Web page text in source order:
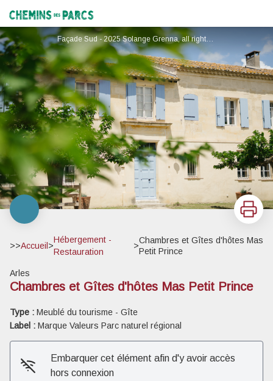
Chemins des Parcs
Façade Sud - 2025 Solange Grenna, all rights reserved.
Imprimer
>>Accueil >
Hébergement -
Restauration
>
Chambres et Gîtes d'hôtes Mas
Petit Prince
Arles
Chambres et Gîtes d'hôtes Mas Petit Prince
Type : Meublé du tourisme - Gîte
Label : Marque Valeurs Parc naturel régional
Embarquer cet élément afin d'y avoir accès
hors connexion